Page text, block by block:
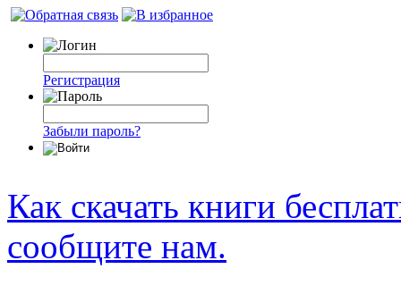
Регистрация
Забыли пароль?
Как скачать книги
сообщите нам.